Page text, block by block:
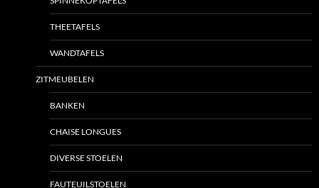
THEETAFELS
WANDTAFELS
ZITMEUBELEN
BANKEN
CHAISE LONGUES
DIVERSE STOELEN
FAUTEUILSTOELEN